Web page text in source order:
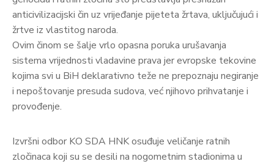
anticivilizacijski čin uz vrijeđanje pijeteta žrtava, uključujući i
žrtve iz vlastitog naroda.
Ovim činom se šalje vrlo opasna poruka urušavanja
sistema vrijednosti vladavine prava jer evropske tekovine
kojima svi u BiH deklarativno teže ne prepoznaju negiranje
i nepoštovanje presuda sudova, već njihovo prihvatanje i
provođenje.
Izvršni odbor KO SDA HNK osuđuje veličanje ratnih
zločinaca koji su se desili na nogometnim stadionima u